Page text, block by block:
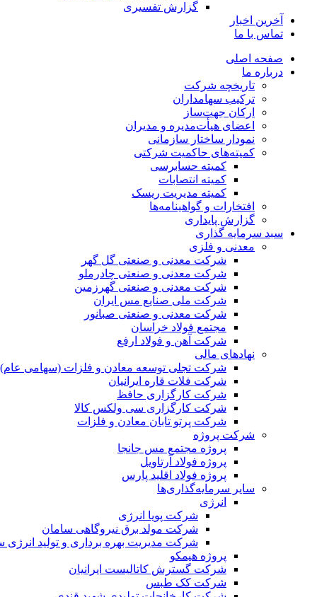
گزارش تفسیری
آخرین اخبار
تماس با ما
صفحه اصلی
درباره ما
تاریخچه شرکت
ترکیب سهامداران
ارکان جهت‌ساز
اعضای هیأت‌مدیره و مدیران
نمودار ساختار سازمانی
کمیته‌های حاکمیت شرکتی
کمیته حسابرسی
کمیته انتصابات
کمیته مدیریت ریسک
افتخارات و گواهینامه‌ها
گزارش پایداری
سبد سرمایه گذاری
معدنی و فلزی
شرکت معدنی و صنعتی گل گهر
شرکت معدنی و صنعتی چادرملو
شرکت معدنی و صنعتی گهرزمین
شرکت ملی صنایع مس ایران
شرکت معدنی و صنعتی صبانور
مجتمع فولاد خراسان
شرکت آهن و فولاد ارفع
نهادهای مالی
شرکت تجلی توسعه معادن و فلزات (سهامی عام)
شرکت فلات قاره ایرانیان
شرکت کارگزاری حافظ
شرکت کارگزاری سی ولکس کالا
شرکت پرتو تابان معادن و فلزات
شرکت پروژه
پروژه مجتمع مس جانجا
پروژه فولاد آرتاویل
پروژه فولاد اقلید پارس
سایر سرمایه‌گذاری‌ها
انرژی
شرکت پویا انرژی
شرکت مولد برق نیروگاهی سامان
شرکت مدیریت بهره برداری و تولید انرژی
پروژه هیمکو
شرکت گسترش کاتالیست ایرانیان
شرکت کک طبس